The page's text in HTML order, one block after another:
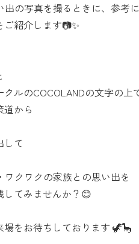
出の写真を撮るときに、参考
紹介します📷✨
ルのCOCOLANDの文字の上
から
して
ワクワクの家族との思い出を
してみませんか？😊
をお待ちしております 🦖🦕